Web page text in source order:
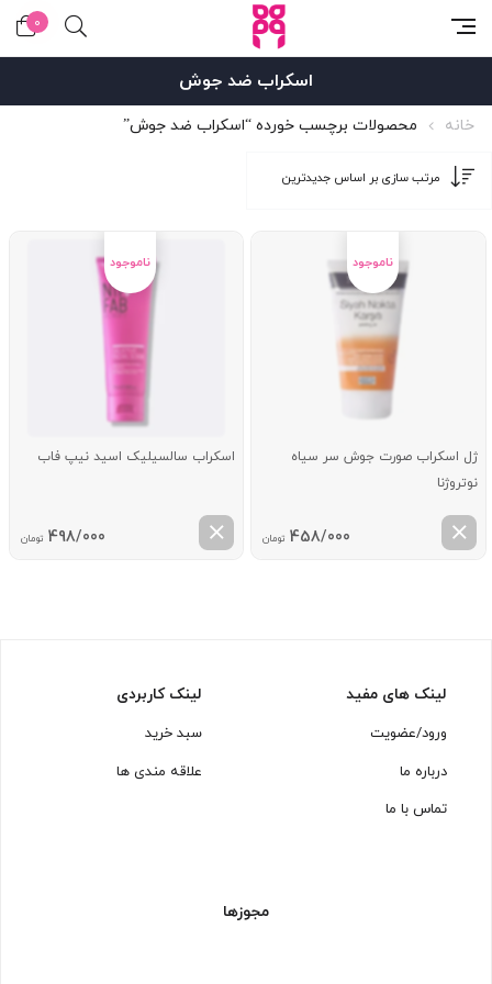
0
اسکراب ضد جوش
خانه محصولات برچسب خورده “اسکراب ضد جوش”
ژل اسکراب صورت جوش سر سیاه
نوتروژنا
458/000 تومان
اسکراب سالسیلیک اسید نیپ فاب
498/000 تومان
لینک های مفید
ورود/عضویت
درباره ما
تماس با ما
لینک کاربردی
سبد خرید
علاقه مندی ها
مجوزها